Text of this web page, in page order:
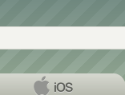
iOS